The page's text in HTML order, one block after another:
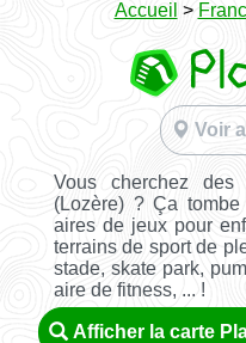
Accueil >
Voir
Vous cherchez
(Lozère) ? Ça
aires de jeux pour
terrains de sport de
stade, skate park,
aire de fitness, ... !
Afficher la carte